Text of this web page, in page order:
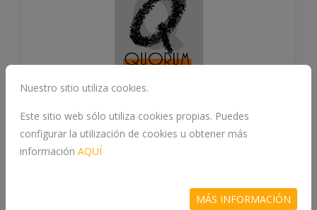
978-84-19209-58-0
Nuestro sitio utiliza cookies.
Este sitio web sólo utiliza cookies propias. Puedes
configurar la utilización de cookies u obtener más
información AQUÍ
MÁS INFORMACIÓN